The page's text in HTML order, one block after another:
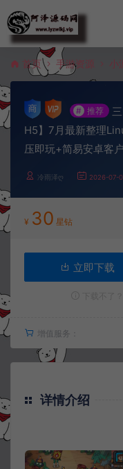
首页 手游资源 小
# 推荐
H5】7月最新整理
压即玩+简易安卓客
冷雨泽ღ 2026-07-
¥ 30 星钻
立即下载
增值服务：
详情介绍